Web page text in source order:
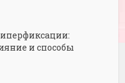
и способы